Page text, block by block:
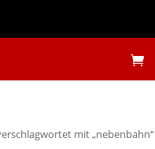
mit „nebenbahn“